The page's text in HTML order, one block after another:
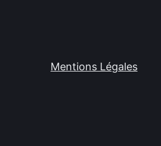
Mentions Légales